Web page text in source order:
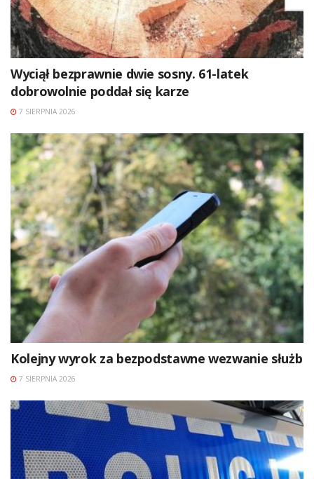
Wyciął bezprawnie dwie sosny. 61-latek
dobrowolnie poddał się karze
7 SIERPNIA 2026
Kolejny wyrok za bezpodstawne wezwanie służb
7 SIERPNIA 2026